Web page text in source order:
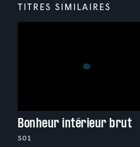
TITRES SIMILAIRES
Bonheur intérieur brut
S01